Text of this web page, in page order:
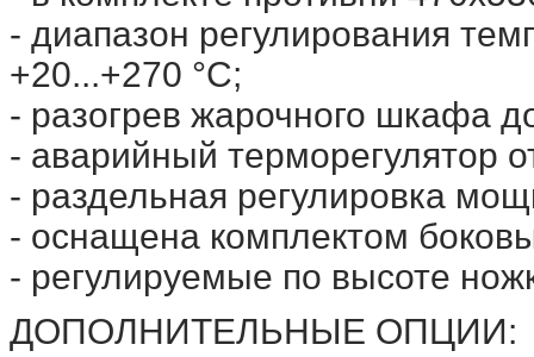
- диапазон регулирования
+20...+270 °С;
- разогрев жарочного шкафа
- аварийный терморегулятор
- раздельная регулировка
- оснащена комплектом
- регулируемые по высоте
ДОПОЛНИТЕЛЬНЫЕ ОПЦИИ: